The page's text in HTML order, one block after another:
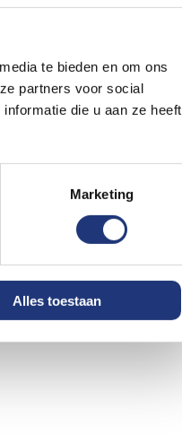
te bieden en om ons
partners voor social
die u aan ze heeft
Marketing
Alles toestaan
Spunpoly 165gr/m2
Wimpel Flevoland
25x300cm met stokje
Voor 16:00 besteld, dezelfde
In winkelmand